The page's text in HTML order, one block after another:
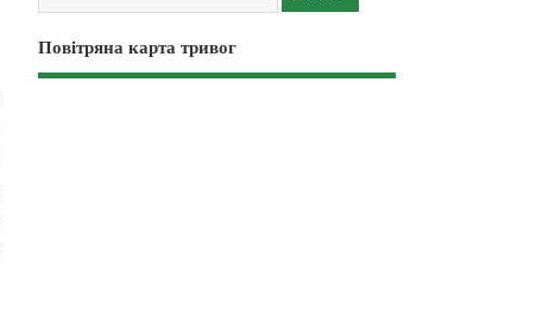
Повітряна карта тривог